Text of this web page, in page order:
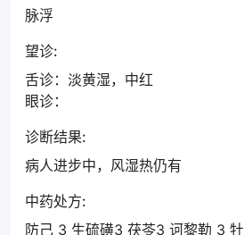
脉浮
望诊:
舌诊：淡黄湿，中红
眼诊：
诊断结果:
病人进步中，风湿热仍有
中药处方:
防己 3 生硫磺3 茯苓3 诃黎勒 3